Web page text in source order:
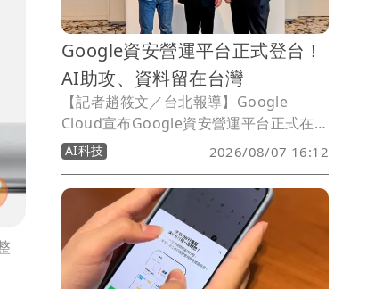
Google資安營運平台正式登台！
AI助攻、資料留在台灣
【記者趙筱文／台北報導】Google
Cloud宣布Google資安營運平台正式在
Google Cloud台灣雲端區域啟用，主打
安全日誌與分析資料可在台灣本地儲存及
處理，協助企業因應資料落地、法規遵循
與數位主權需求，同時導入Gemini與全
球威脅情報，加速資安事件偵測、調查與
回應。
AI科技 2026/08/07 16:12